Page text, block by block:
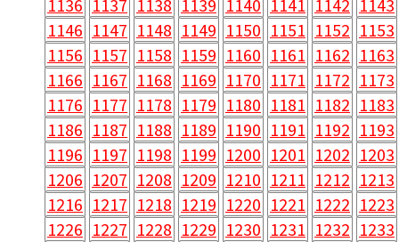
1136 1137 1138 1139 1140 1141 1142 1143
1146 1147 1148 1149 1150 1151 1152 1153
1156 1157 1158 1159 1160 1161 1162 1163
1166 1167 1168 1169 1170 1171 1172 1173
1176 1177 1178 1179 1180 1181 1182 1183
1186 1187 1188 1189 1190 1191 1192 1193
1196 1197 1198 1199 1200 1201 1202 1203
1206 1207 1208 1209 1210 1211 1212 1213
1216 1217 1218 1219 1220 1221 1222 1223
1226 1227 1228 1229 1230 1231 1232 1233